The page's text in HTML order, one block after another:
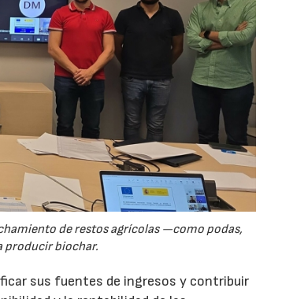
de restos agrícolas —como podas,
producir biochar.
sus fuentes de ingresos y contribuir